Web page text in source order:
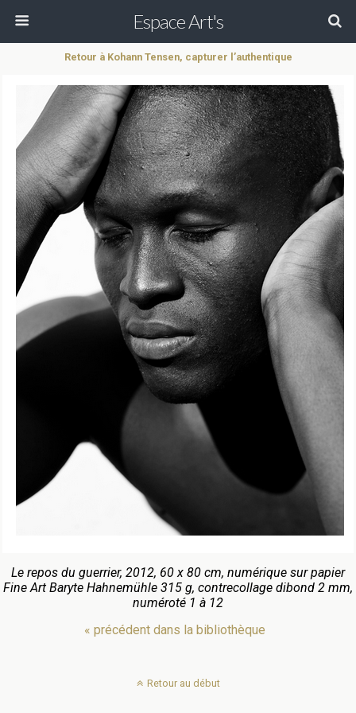
Espace Art's
Retour à Kohann Tensen, capturer l’authentique
Le repos du guerrier, 2012, 60 x 80 cm, numérique sur papier
Fine Art Baryte Hahnemühle 315 g, contrecollage dibond 2 mm,
numéroté 1 à 12
« précédent dans la bibliothèque
Retour au début